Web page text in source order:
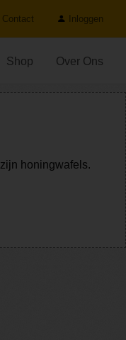
Contact Inloggen
Shop Over Ons
honingwafels.